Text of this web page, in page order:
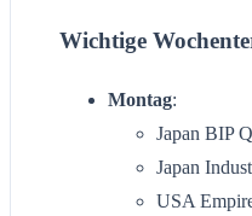
Wichtige
Montag:
Japan BIP
Japan
USA